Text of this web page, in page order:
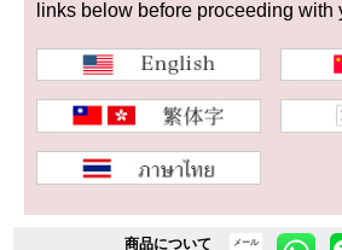
中古品
WEB限定品
links below before proceeding with
商品について
メール